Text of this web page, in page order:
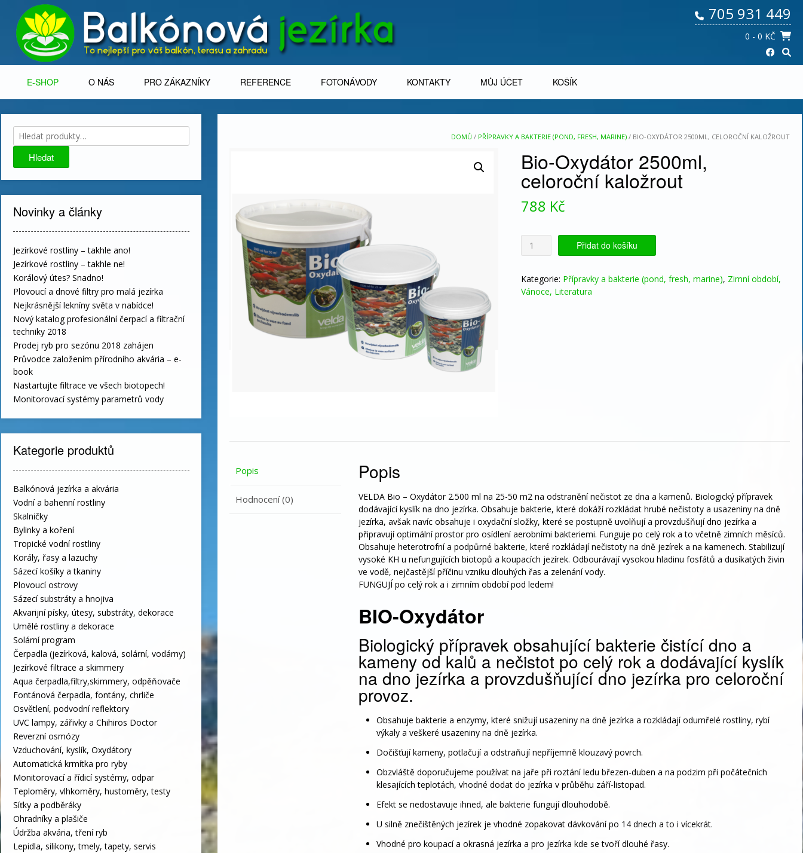
content
705 931 449
0 - 0 KČ
E-SHOP O NÁS PRO ZÁKAZNÍKY REFERENCE FOTONÁVODY KONTAKTY MŮJ ÚČET KOŠÍK
DOMŮ / PŘÍPRAVKY A BAKTERIE (POND, FRESH, MARINE) / BIO-OXYDÁTOR 2500ML, CELOROČNÍ KALOŽROUT
Bio-Oxydátor 2500ml,
celoroční kaložrout
788 Kč
Bio-
Oxydátor
celoroční
kaložrout
Přidat do košíku
Kategorie: Přípravky a bakterie (pond, fresh, marine), Zimní období,
Vánoce, Literatura
Popis
Hodnocení (0)
Popis
VELDA Bio – Oxydátor 2.500 ml na 25-50 m2 na odstranění nečistot ze dna a kamenů. Biologický přípravek
dodávající kyslík na dno jezírka. Obsahuje bakterie, které dokáží rozkládat hrubé nečistoty a usazeniny na dně
jezírka, avšak navíc obsahuje i oxydační složky, které se postupně uvolňují a provzdušňují dno jezírka a
připravují optimální prostor pro osídlení aerobními bakteriemi. Funguje po celý rok a to včetně zimních měsíců.
Obsahuje heterotrofní a podpůrné bakterie, které rozkládají nečistoty na dně jezírek a na kamenech. Stabilizují
vysoké KH u nefungujících biotopů a koupacích jezírek. Odbourávají vysokou hladinu fosfátů a dusíkatých živin
ve vodě, nejčastější příčinu vzniku dlouhých řas a zelenání vody.
FUNGUJÍ po celý rok a i zimním období pod ledem!
BIO-Oxydátor
Biologický přípravek obsahující bakterie čistící dno a
kameny od kalů a nečistot po celý rok a dodávající kyslík
na dno jezírka a provzdušňující dno jezírka pro celoroční
provoz.
Obsahuje bakterie a enzymy, které snižují usazeniny na dně jezírka a rozkládají odumřelé rostliny, rybí
výkaly a veškeré usazeniny na dně jezírka.
Dočišťují kameny, potlačují a odstraňují nepříjemně klouzavý povrch.
Obzvláště doporučujeme používat na jaře při roztání ledu březen-duben a na podzim při počátečních
klesajících teplotách, vhodné dodat do jezírka v průběhu září-listopad.
Efekt se nedostavuje ihned, ale bakterie fungují dlouhodobě.
U silně znečištěných jezírek je vhodné zopakovat dávkování po 14 dnech a to i vícekrát.
Vhodné pro koupací a okrasná jezírka a pro jezírka kde se tvoří dlouhé řasy.
Hledat:
Hledat
Novinky a články
Jezírkové rostliny – takhle ano!
Jezírkové rostliny – takhle ne!
Korálový útes? Snadno!
Plovoucí a dnové filtry pro malá jezírka
Nejkrásnější lekníny světa v nabídce!
Nový katalog profesionální čerpací a filtrační
techniky 2018
Prodej ryb pro sezónu 2018 zahájen
Průvodce založením přírodního akvária – e-
book
Nastartujte filtrace ve všech biotopech!
Monitorovací systémy parametrů vody
Kategorie produktů
Balkónová jezírka a akvária
Vodní a bahenní rostliny
Skalničky
Bylinky a koření
Tropické vodní rostliny
Korály, řasy a lazuchy
Sázecí košíky a tkaniny
Plovoucí ostrovy
Sázecí substráty a hnojiva
Akvarijní písky, útesy, substráty, dekorace
Umělé rostliny a dekorace
Solární program
Čerpadla (jezírková, kalová, solární, vodárny)
Jezírkové filtrace a skimmery
Aqua čerpadla,filtry,skimmery, odpěňovače
Fontánová čerpadla, fontány, chrliče
Osvětlení, podvodní reflektory
UVC lampy, zářivky a Chihiros Doctor
Reverzní osmózy
Vzduchování, kyslík, Oxydátory
Automatická krmítka pro ryby
Monitorovací a řídicí systémy, odpar
Teploměry, vlhkoměry, hustoměry, testy
Síťky a podběráky
Ohradníky a plašiče
Údržba akvária, tření ryb
Lepidla, silikony, tmely, tapety, servis